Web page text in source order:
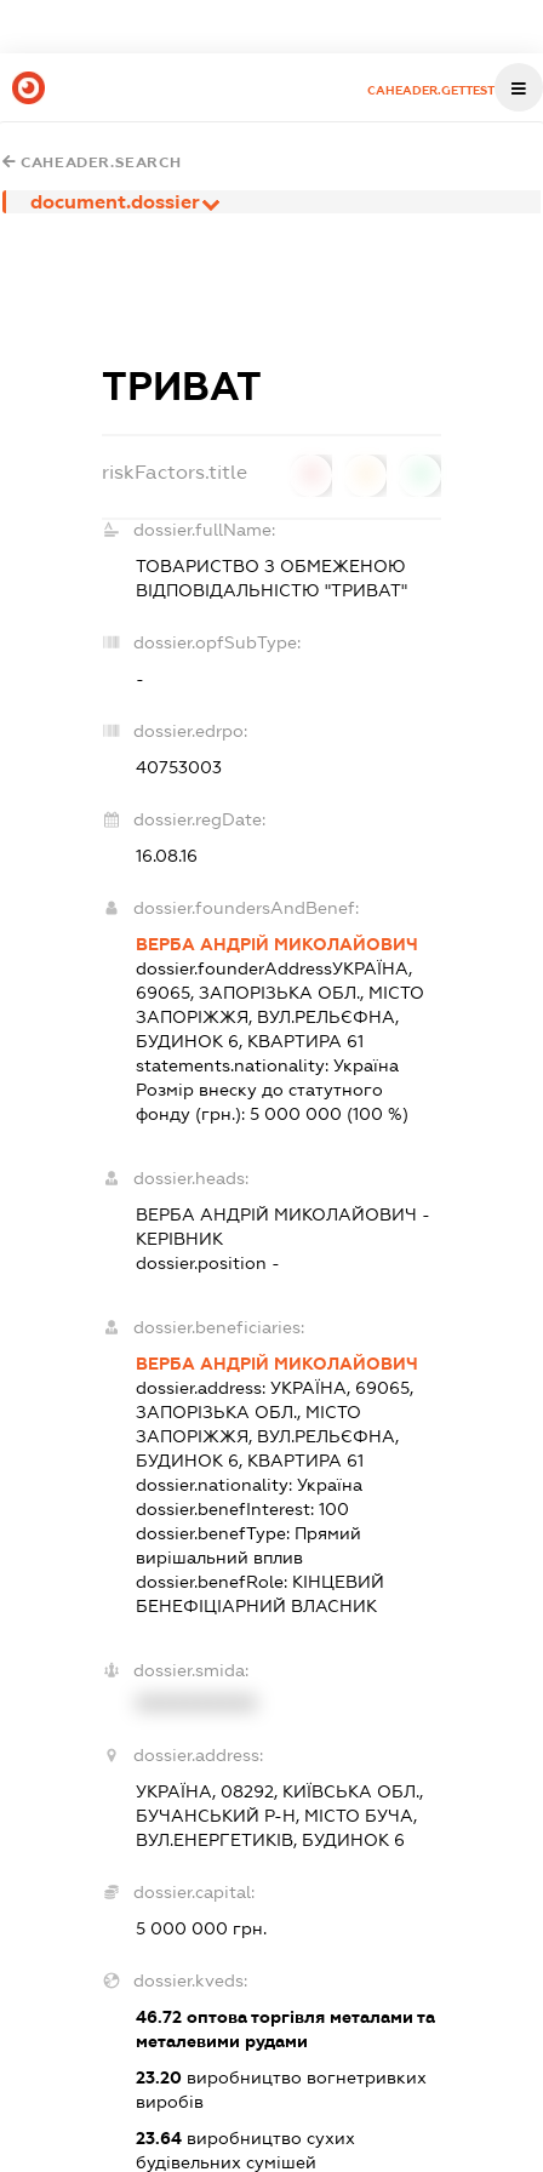
CAHEADER.GETTEST
CAHEADER.SEARCH
document.dossier
ТРИВАТ
riskFactors.title
dossier.fullName:
ТОВАРИСТВО З ОБМЕЖЕНОЮ
ВІДПОВІДАЛЬНІСТЮ "ТРИВАТ"
dossier.opfSubType:
-
dossier.edrpo:
40753003
dossier.regDate:
16.08.16
dossier.foundersAndBenef:
ВЕРБА АНДРІЙ МИКОЛАЙОВИЧ
dossier.founderAddressУКРАЇНА,
69065, ЗАПОРІЗЬКА ОБЛ., МІСТО
ЗАПОРІЖЖЯ, ВУЛ.РЕЛЬЄФНА,
БУДИНОК 6, КВАРТИРА 61
statements.nationality: Україна
Розмір внеску до статутного
фонду (грн.): 5 000 000 (100 %)
dossier.heads:
ВЕРБА АНДРІЙ МИКОЛАЙОВИЧ -
КЕРІВНИК
dossier.position -
dossier.beneficiaries:
ВЕРБА АНДРІЙ МИКОЛАЙОВИЧ
dossier.address: УКРАЇНА, 69065,
ЗАПОРІЗЬКА ОБЛ., МІСТО
ЗАПОРІЖЖЯ, ВУЛ.РЕЛЬЄФНА,
БУДИНОК 6, КВАРТИРА 61
dossier.nationality: Україна
dossier.benefInterest: 100
dossier.benefType: Прямий
вирішальний вплив
dossier.benefRole: КІНЦЕВИЙ
БЕНЕФІЦІАРНИЙ ВЛАСНИК
dossier.smida:
dossier.address:
УКРАЇНА, 08292, КИЇВСЬКА ОБЛ.,
БУЧАНСЬКИЙ Р-Н, МІСТО БУЧА,
ВУЛ.ЕНЕРГЕТИКІВ, БУДИНОК 6
dossier.capital:
5 000 000 грн.
dossier.kveds:
46.72оптова торгівля металами та
металевими рудами
23.20виробництво вогнетривких
виробів
23.64виробництво сухих
будівельних сумішей